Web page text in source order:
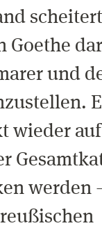
Goethe
und
wieder
werden